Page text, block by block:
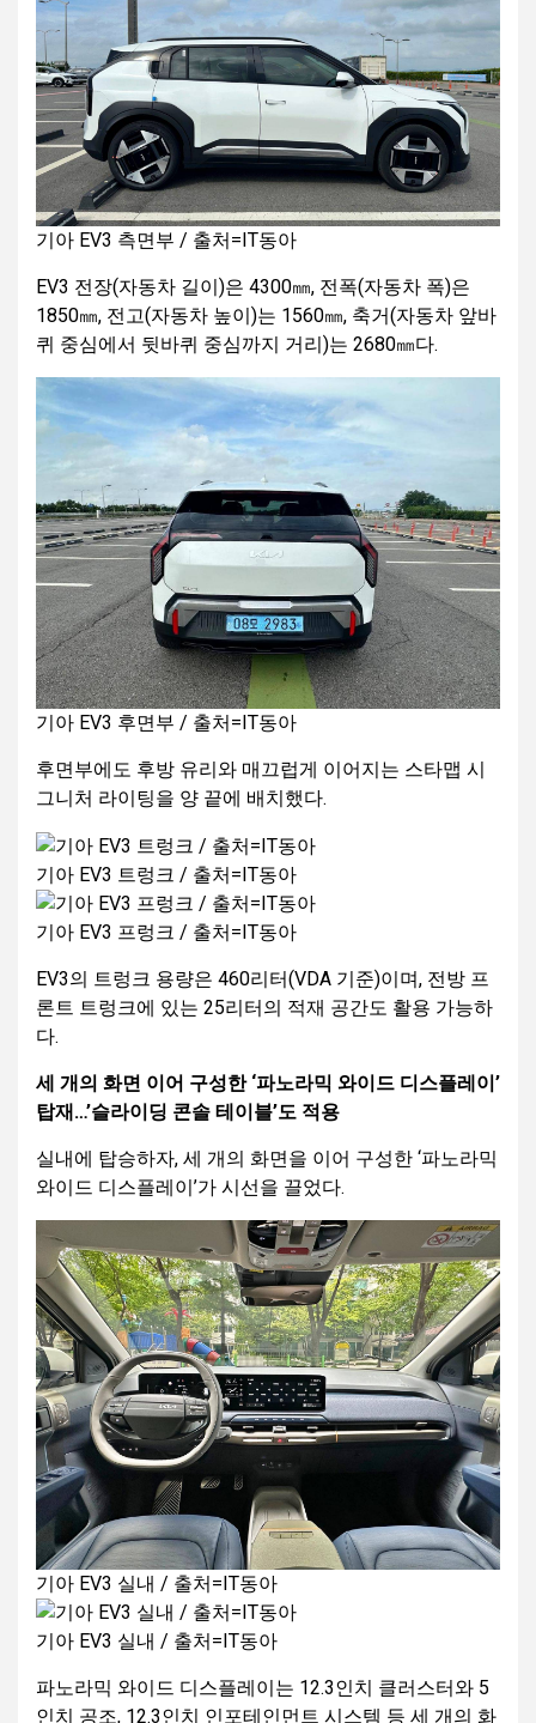
기아 EV3 측면부 / 출처=IT동아
EV3 전장(자동차 길이)은 4300㎜, 전폭(자동차 폭)은
1850㎜, 전고(자동차 높이)는 1560㎜, 축거(자동차 앞바
퀴 중심에서 뒷바퀴 중심까지 거리)는 2680㎜다.
기아 EV3 후면부 / 출처=IT동아
후면부에도 후방 유리와 매끄럽게 이어지는 스타맵 시
그니처 라이팅을 양 끝에 배치했다.
기아 EV3 트렁크 / 출처=IT동아
기아 EV3 프렁크 / 출처=IT동아
EV3의 트렁크 용량은 460리터(VDA 기준)이며, 전방 프
론트 트렁크에 있는 25리터의 적재 공간도 활용 가능하
다.
세 개의 화면 이어 구성한 ‘파노라믹 와이드 디스플레이’
탑재…’슬라이딩 콘솔 테이블’도 적용
실내에 탑승하자, 세 개의 화면을 이어 구성한 ‘파노라믹
와이드 디스플레이’가 시선을 끌었다.
기아 EV3 실내 / 출처=IT동아
기아 EV3 실내 / 출처=IT동아
파노라믹 와이드 디스플레이는 12.3인치 클러스터와 5
인치 공조, 12.3인치 인포테인먼트 시스템 등 세 개의 화